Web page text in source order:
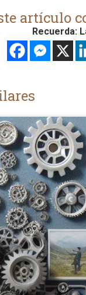
artículo
Recuerda: